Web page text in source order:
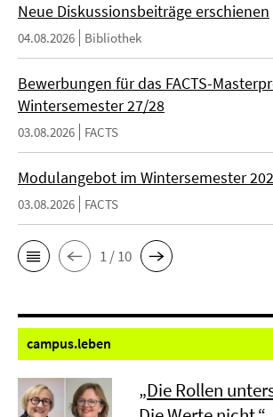
Neue Diskussionsbeiträge erschienen
04.08.2026 Bibliothek
Bewerbungen für das FACTS-
Wintersemester 27/28
03.08.2026 FACTS
Modulangebot im Wintersemester
03.08.2026 FACTS
1 / 10
campus.leben
„Die Rollen